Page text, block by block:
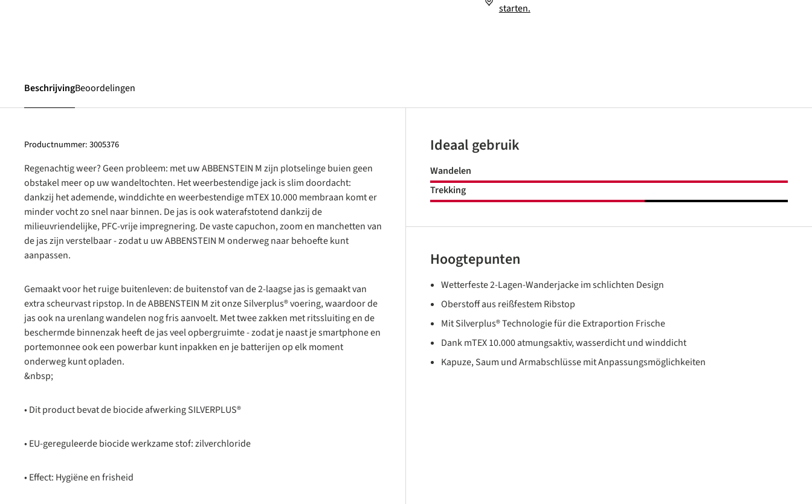
starten.
BeschrijvingBeoordelingen
Productnummer:3005376
Regenachtig weer? Geen probleem: met uw ABBENSTEIN M zijn plotselinge buien geen
obstakel meer op uw wandeltochten. Het weerbestendige jack is slim doordacht:
dankzij het ademende, winddichte en weerbestendige mTEX 10.000 membraan komt er
minder vocht zo snel naar binnen. De jas is ook waterafstotend dankzij de
milieuvriendelijke, PFC-vrije impregnering. De vaste capuchon, zoom en manchetten van
de jas zijn verstelbaar - zodat u uw ABBENSTEIN M onderweg naar behoefte kunt
aanpassen.
Gemaakt voor het ruige buitenleven: de buitenstof van de 2-laagse jas is gemaakt van
extra scheurvast ripstop. In de ABBENSTEIN M zit onze Silverplus® voering, waardoor de
jas ook na urenlang wandelen nog fris aanvoelt. Met twee zakken met ritssluiting en de
beschermde binnenzak heeft de jas veel opbergruimte - zodat je naast je smartphone en
portemonnee ook een powerbar kunt inpakken en je batterijen op elk moment
onderweg kunt opladen.
&nbsp;
• Dit product bevat de biocide afwerking SILVERPLUS®
• EU-gereguleerde biocide werkzame stof: zilverchloride
• Effect: Hygiëne en frisheid
Ideaal gebruik
Wandelen
Trekking
Hoogtepunten
Wetterfeste 2-Lagen-Wanderjacke im schlichten Design
Oberstoff aus reißfestem Ribstop
Mit Silverplus® Technologie für die Extraportion Frische
Dank mTEX 10.000 atmungsaktiv, wasserdicht und winddicht
Kapuze, Saum und Armabschlüsse mit Anpassungsmöglichkeiten